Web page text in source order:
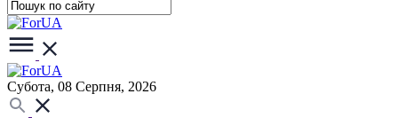
Субота, 08 Серпня, 2026